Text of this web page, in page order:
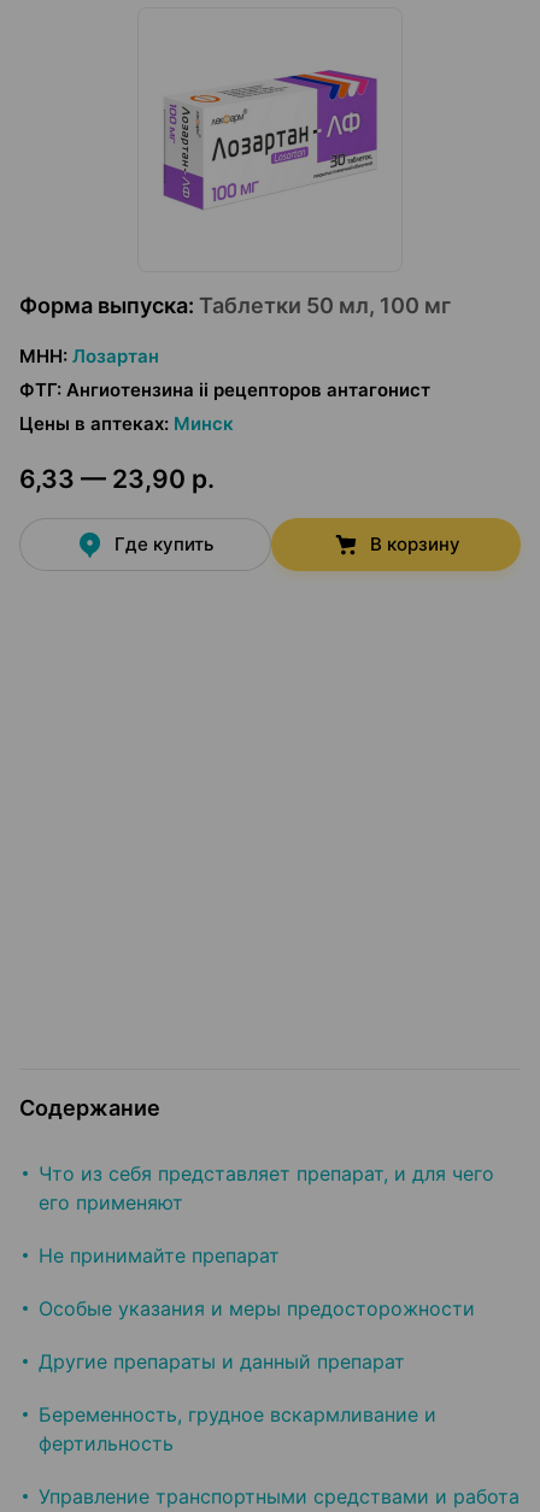
Форма выпуска: Таблетки 50 мл, 100 мг
МНН: Лозартан
ФТГ: Ангиотензина ii рецепторов антагонист
Цены в аптеках: Минск
6,33 — 23,90 р.
Где купить В корзину
Содержание
Что из себя представляет препарат, и для чего
его применяют
Не принимайте препарат
Особые указания и меры предосторожности
Другие препараты и данный препарат
Беременность, грудное вскармливание и
фертильность
Управление транспортными средствами и работа